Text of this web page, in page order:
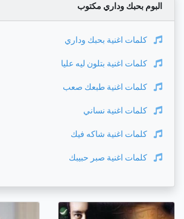
البوم بحبك وداري مكتوب
كلمات اغنية بحبك وداري
كلمات اغنية بتلون ليه عليا
كلمات اغنية طبعك صعب
كلمات اغنية نساني
كلمات اغنية شاكه فيك
كلمات اغنية صبر حبيبك